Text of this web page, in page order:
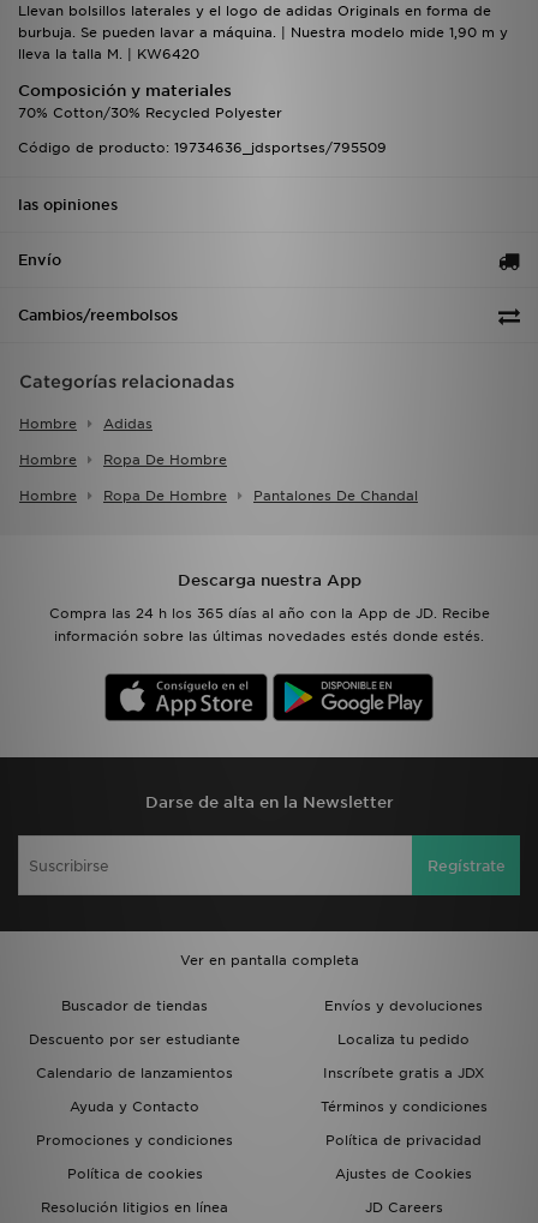
Llevan bolsillos laterales y el logo de adidas Originals en forma de
burbuja. Se pueden lavar a máquina. | Nuestra modelo mide 1,90 m y
lleva la talla M. | KW6420
Composición y materiales
70% Cotton/30% Recycled Polyester
Código de producto: 19734636_jdsportses/795509
las opiniones
Envío
Cambios/reembolsos
Categorías relacionadas
Hombre Adidas
Hombre Ropa De Hombre
Hombre Ropa De Hombre Pantalones De Chandal
Descarga nuestra App
Compra las 24 h los 365 días al año con la App de JD. Recibe
información sobre las últimas novedades estés donde estés.
Darse de alta en la Newsletter
Regístrate
Ver en pantalla completa
Buscador de tiendas
Envíos y devoluciones
Descuento por ser estudiante
Localiza tu pedido
Calendario de lanzamientos
Inscríbete gratis a JDX
Ayuda y Contacto
Términos y condiciones
Promociones y condiciones
Política de privacidad
Política de cookies
Ajustes de Cookies
Resolución litigios en línea
JD Careers